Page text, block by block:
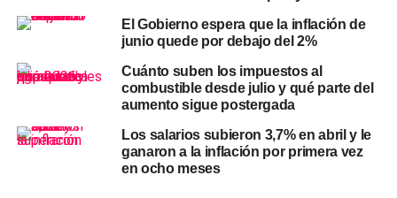
mercado con productos importados a precios que no
alcanzan a cubrir el costo de la materia prima local.
más del 70% de los productos textiles
importados ingresaron al país a valores
históricamente bajos. Los registros de operaciones
concretas resultan difíciles de creer: remeras de algodón
por menos de
0,01 dólar la unidad, toallas por debajo de
0,30 dólar el kiloy pantalones de jean por menos de1
El Gobierno espera que la inflación de
junio quede por debajo del 2%
Cuánto suben los impuestos al
combustible desde julio y qué parte del
aumento sigue postergada
Los salarios subieron 3,7% en abril y le
ganaron a la inflación por primera vez
en ocho meses